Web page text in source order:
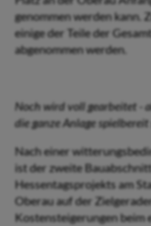
genommen werden kann.
einige der Teile der
abgenommen werden.
Noch wird voll gearbeitet -
die ganze Anlage spielbereit
Nach einer
ist der zweite
Hessentagsprojekts am
Oberau auf der
Kostensteigerungen beim